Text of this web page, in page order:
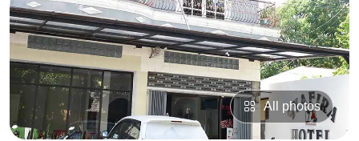
All photos